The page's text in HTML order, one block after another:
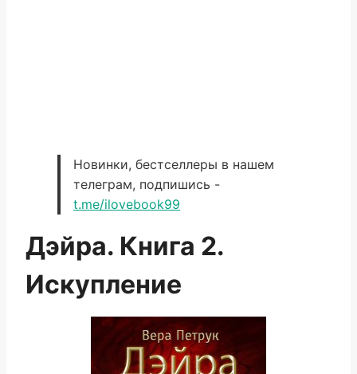
Новинки, бестселлеры в нашем
телеграм, подпишись -
t.me/ilovebook99
Дэйра. Книга 2.
Искупление